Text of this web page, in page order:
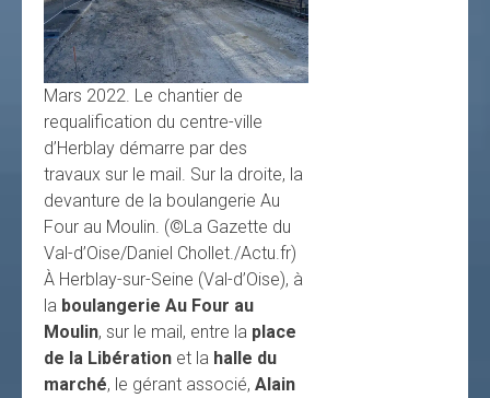
Mars 2022. Le chantier de
requalification du centre-ville
d’Herblay démarre par des
travaux sur le mail. Sur la droite, la
devanture de la boulangerie Au
Four au Moulin. (©La Gazette du
Val-d’Oise/Daniel Chollet./Actu.fr)
À Herblay-sur-Seine (Val-d’Oise), à
la boulangerie Au Four au
Moulin, sur le mail, entre la place
de la Libération et la halle du
marché, le gérant associé, Alain